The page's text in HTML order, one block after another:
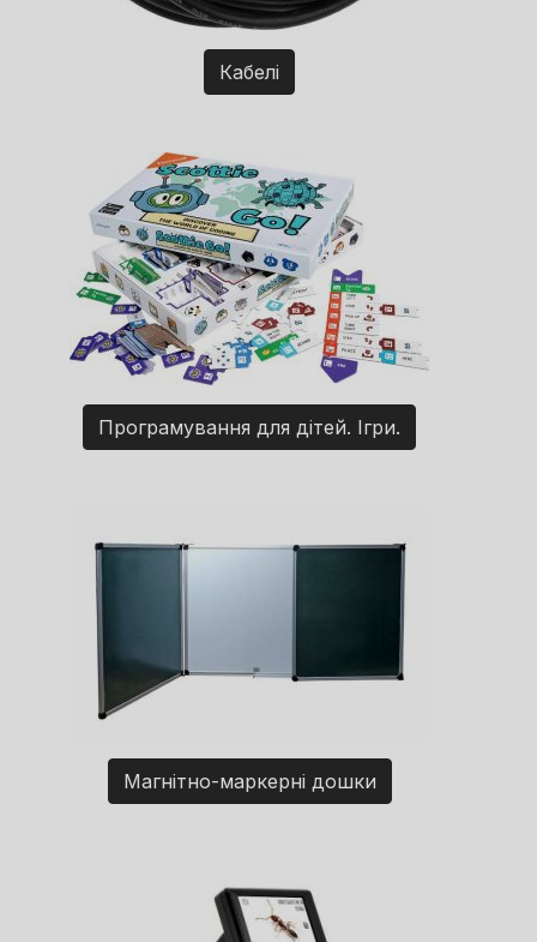
Кабелі
Програмування для дітей. Ігри.
Магнітно-маркерні дошки